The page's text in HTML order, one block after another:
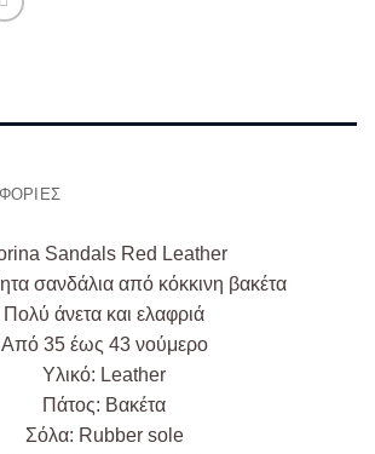
Sandals Red Leather
σανδάλια από κόκκινη βακέτα
Πολύ άνετα και ελαφριά
Από 35 έως 43 νούμερο
Υλικό: Leather
Πάτος: Βακέτα
Σόλα: Rubber sole